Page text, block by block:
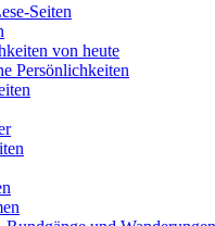
Seiten
von heute
Persönlichkeiten